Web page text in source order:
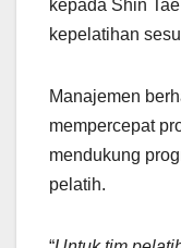
kepada Shin
kepelatihan
Manajemen
mempercepat
mendukung
pelatih.